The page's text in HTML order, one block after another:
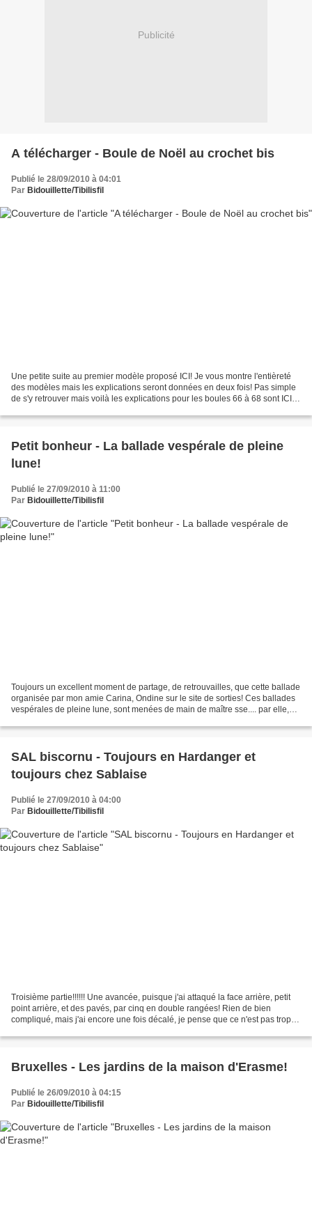
Publicité
A télécharger - Boule de Noël au crochet bis
Publié le 28/09/2010 à 04:01
Par Bidouillette/Tibilisfil
Une petite suite au premier modèle proposé ICI! Je vous montre l'entièreté
des modèles mais les explications seront données en deux fois! Pas simple
de s'y retrouver mais voilà les explications pour les boules 66 à 68 sont ICI
Petit bonheur - La ballade vespérale de pleine
lune!
Publié le 27/09/2010 à 11:00
Par Bidouillette/Tibilisfil
Toujours un excellent moment de partage, de retrouvailles, que cette ballade
organisée par mon amie Carina, Ondine sur le site de sorties! Ces ballades
vespérales de pleine lune, sont menées de main de maître sse.... par elle,
SAL biscornu - Toujours en Hardanger et
toujours chez Sablaise
Publié le 27/09/2010 à 04:00
Par Bidouillette/Tibilisfil
Troisième partie!!!!!! Une avancée, puisque j'ai attaqué la face arrière, petit
point arrière, et des pavés, par cinq en double rangées! Rien de bien
compliqué, mais j'ai encore une fois décalé, je pense que ce n'est pas trop
Bruxelles - Les jardins de la maison d'Erasme!
Publié le 26/09/2010 à 04:15
Par Bidouillette/Tibilisfil